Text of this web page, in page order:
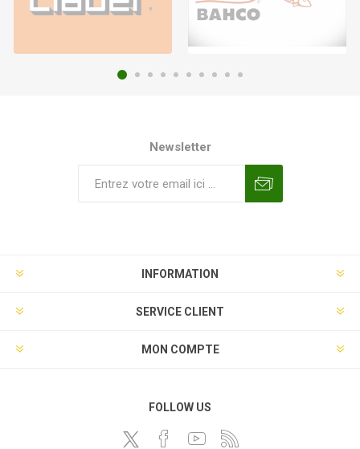
Newsletter
INFORMATION
SERVICE CLIENT
MON COMPTE
FOLLOW US